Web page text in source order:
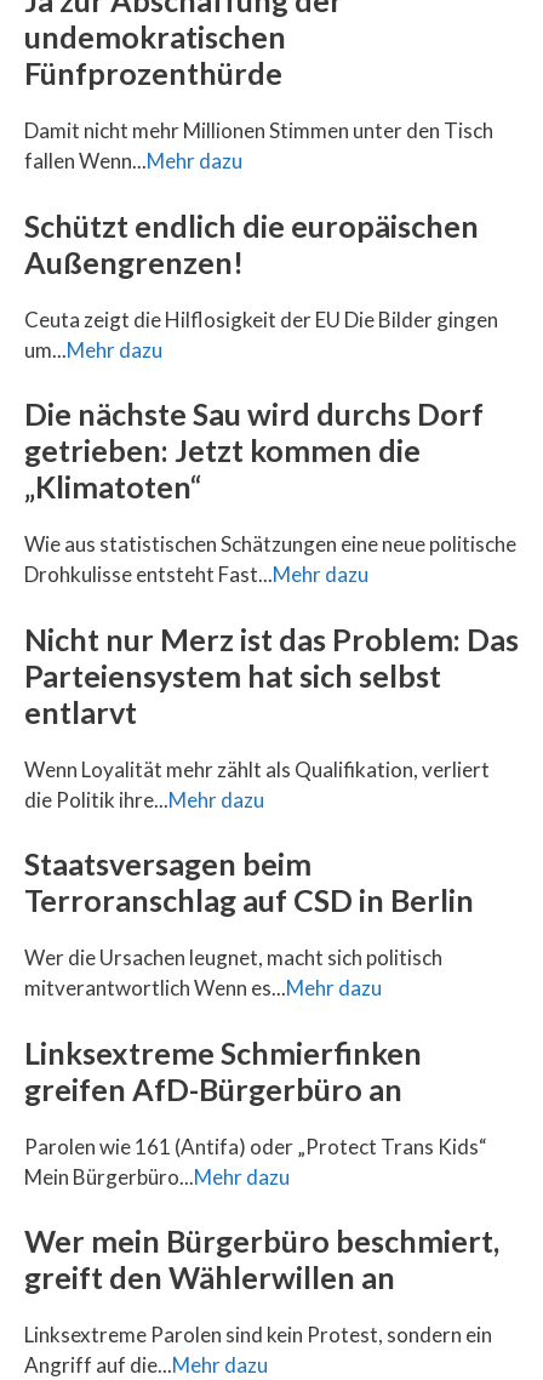
undemokratischen
Fünfprozenthürde
Damit nicht mehr Millionen Stimmen unter den Tisch
fallen Wenn...Mehr dazu
Schützt endlich die europäischen
Außengrenzen!
Ceuta zeigt die Hilflosigkeit der EU Die Bilder gingen
um...Mehr dazu
Die nächste Sau wird durchs Dorf
getrieben: Jetzt kommen die
„Klimatoten“
Wie aus statistischen Schätzungen eine neue politische
Drohkulisse entsteht Fast...Mehr dazu
Nicht nur Merz ist das Problem: Das
Parteiensystem hat sich selbst
entlarvt
Wenn Loyalität mehr zählt als Qualifikation, verliert
die Politik ihre...Mehr dazu
Staatsversagen beim
Terroranschlag auf CSD in Berlin
Wer die Ursachen leugnet, macht sich politisch
mitverantwortlich Wenn es...Mehr dazu
Linksextreme Schmierfinken
greifen AfD-Bürgerbüro an
Parolen wie 161 (Antifa) oder „Protect Trans Kids“
Mein Bürgerbüro...Mehr dazu
Wer mein Bürgerbüro beschmiert,
greift den Wählerwillen an
Linksextreme Parolen sind kein Protest, sondern ein
Angriff auf die...Mehr dazu